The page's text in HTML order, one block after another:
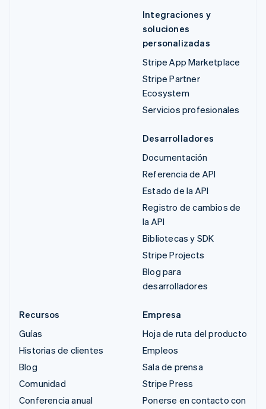
Integraciones y
soluciones
personalizadas
Stripe App Marketplace
Stripe Partner
Ecosystem
Servicios profesionales
Desarrolladores
Documentación
Referencia de API
Estado de la API
Registro de cambios de
la API
Bibliotecas y SDK
Stripe Projects
Blog para
desarrolladores
Recursos
Guías
Historias de clientes
Blog
Comunidad
Conferencia anual
Empresa
Hoja de ruta del producto
Empleos
Sala de prensa
Stripe Press
Ponerse en contacto con